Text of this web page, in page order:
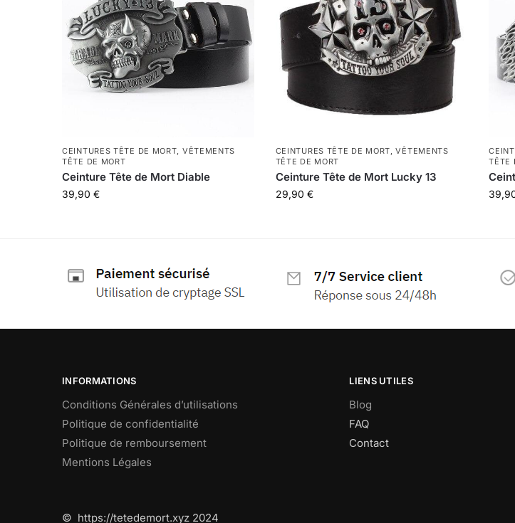
CEINTURES TÊTE DE MORT, VÊTEMENTS
TÊTE DE MORT
Ceinture Tête de Mort Diable
39,90€
CEINTURES TÊTE DE MORT,VÊTEMENTS
TÊTE DE MORT
Ceinture Tête de Mort Lucky 13
29,90 €
TÊTE
INFORMATIONS
Conditions Générales d’utilisations
Politique de confidentialité
Politique de remboursement
Mentions Légales
LIENS UTILES
Blog
FAQ
Contact
© https://tetedemort.xyz 2024